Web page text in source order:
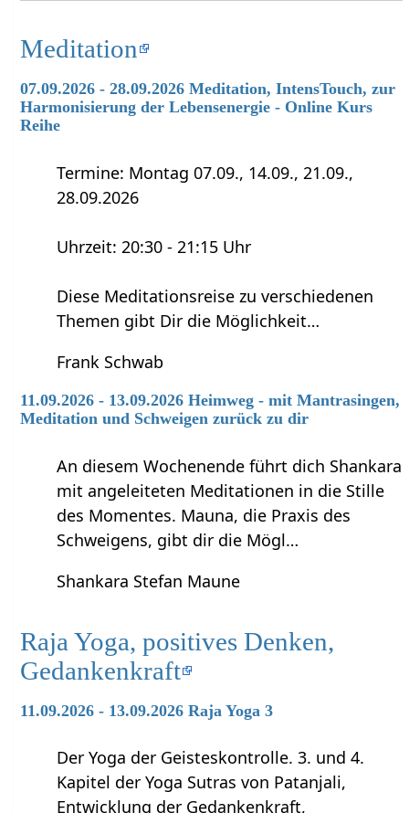
Meditation
07.09.2026 - 28.09.2026 Meditation, IntensTouch, zur
Harmonisierung der Lebensenergie - Online Kurs
Reihe
Termine: Montag 07.09., 14.09., 21.09.,
28.09.2026
Uhrzeit: 20:30 - 21:15 Uhr
Diese Meditationsreise zu verschiedenen
Themen gibt Dir die Möglichkeit…
Frank Schwab
11.09.2026 - 13.09.2026 Heimweg - mit Mantrasingen,
Meditation und Schweigen zurück zu dir
An diesem Wochenende führt dich Shankara
mit angeleiteten Meditationen in die Stille
des Momentes. Mauna, die Praxis des
Schweigens, gibt dir die Mögl…
Shankara Stefan Maune
Raja Yoga, positives Denken,
Gedankenkraft
11.09.2026 - 13.09.2026 Raja Yoga 3
Der Yoga der Geisteskontrolle. 3. und 4.
Kapitel der Yoga Sutras von Patanjali,
Entwicklung der Gedankenkraft,